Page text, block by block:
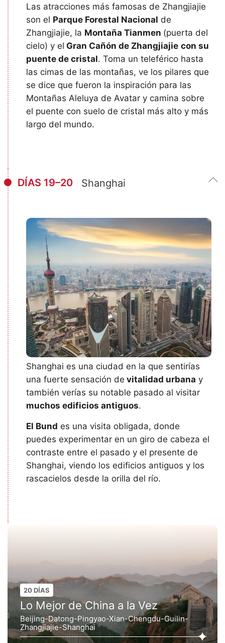
Las atracciones más famosas de Zhangjiajie
son el Parque Forestal Nacional de
Zhangjiajie, la Montaña Tianmen (puerta del
cielo) y el Gran Cañón de Zhangjiajie con su
puente de cristal. Toma un teleférico hasta
las cimas de las montañas, ve los pilares que
se dice que fueron la inspiración para las
Montañas Aleluya de Avatar y camina sobre
el puente con suelo de cristal más alto y más
largo del mundo.
DÍAS 19–20 Shanghai
Shanghai es una ciudad en la que sentirías
una fuerte sensación de vitalidad urbana y
también verías su notable pasado al visitar
muchos edificios antiguos.
El Bund es una visita obligada, donde
puedes experimentar en un giro de cabeza el
contraste entre el pasado y el presente de
Shanghai, viendo los edificios antiguos y los
rascacielos desde la orilla del río.
20 DÍAS
Lo Mejor de China a la Vez
Beijing-Datong-Pingyao-Xian-Chengdu-Guilin-
Zhangjiajie-Shanghai